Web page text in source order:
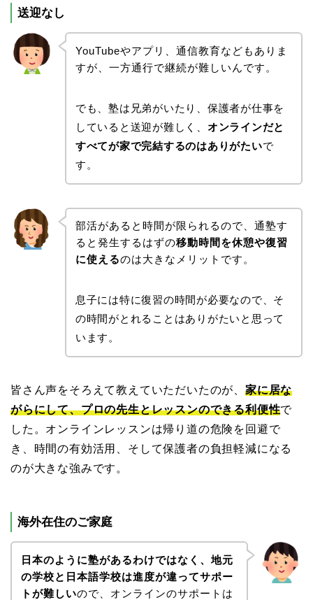
送迎なし
YouTubeやアプリ、通信教育などもありま
すが、一方通行で継続が難しいんです。
でも、塾は兄弟がいたり、保護者が仕事を
していると送迎が難しく、 オンラインだと
すべてが家で完結するのはありがたいで
す。
部活があると時間が限られるので、通塾す
ると発生するはずの移動時間を休憩や復習
に使えるのは大きなメリットです。
息子には特に復習の時間が必要なので、そ
の時間がとれることはありがたいと思って
います。
皆さん声をそろえて教えていただいたのが、 家に居な
がらにして、プロの先生とレッスンのできる利便性で
した。オンラインレッスンは帰り道の危険を回避で
き、時間の有効活用、そして保護者の負担軽減になる
のが大きな強みです。
海外在住のご家庭
日本のように塾があるわけではなく、地元
の学校と日本語学校は進度が違ってサポー
トが難しいので、オンラインのサポートは